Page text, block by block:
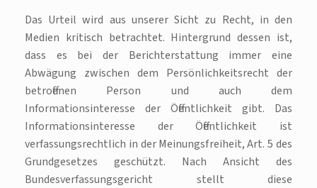
Das Urteil wird aus unserer Sicht zu Recht, in den
Medien kritisch betrachtet. Hintergrund dessen ist,
dass es bei der Berichterstattung immer eine
Abwägung zwischen dem Persönlichkeitsrecht der
betroffenen Person und auch dem
Informationsinteresse der Öffentlichkeit gibt. Das
Informationsinteresse der Öffentlichkeit ist
verfassungsrechtlich in der Meinungsfreiheit, Art. 5 des
Grundgesetzes geschützt. Nach Ansicht des
Bundesverfassungsgericht stellt diese